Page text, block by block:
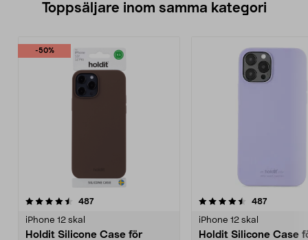
Toppsäljare inom samma kategori
-50%
487recensioner
iPhone 12 skal
Holdit Silicone Case för
4.5 av 5 stjärnor 487
iPhone 12 skal
Holdit Silicone Case
4.0 av 5 stjärnor